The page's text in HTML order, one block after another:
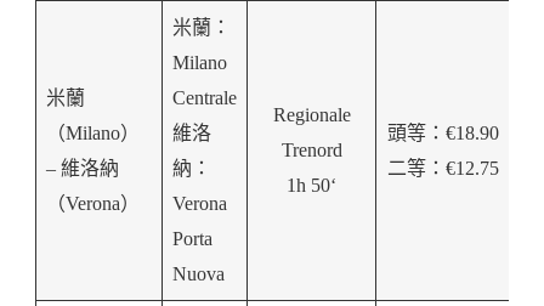
米蘭
（Milano）
– 維洛納
（Verona）
米蘭：
Milano
Centrale
維洛
納：
Verona
Porta
Nuova
Regionale
Trenord
1h 50‘
頭等：€18.90
二等：€12.75